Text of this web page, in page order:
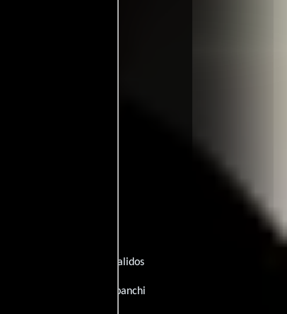
Supersalidos
- Maiali dietro ai banchi